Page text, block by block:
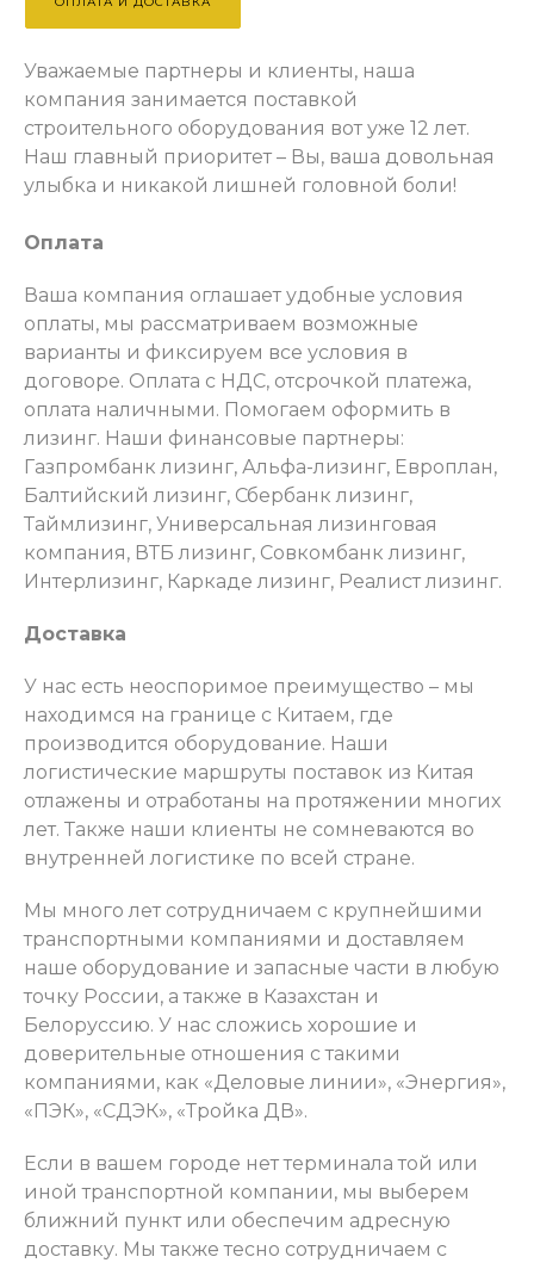
Уважаемые партнеры и клиенты, наша
компания занимается поставкой
строительного оборудования вот уже 12 лет.
Наш главный приоритет – Вы, ваша довольная
улыбка и никакой лишней головной боли!
Оплата
Ваша компания оглашает удобные условия
оплаты, мы рассматриваем возможные
варианты и фиксируем все условия в
договоре. Оплата с НДС, отсрочкой платежа,
оплата наличными. Помогаем оформить в
лизинг. Наши финансовые партнеры:
Газпромбанк лизинг, Альфа-лизинг, Европлан,
Балтийский лизинг, Сбербанк лизинг,
Таймлизинг, Универсальная лизинговая
компания, ВТБ лизинг, Совкомбанк лизинг,
Интерлизинг, Каркаде лизинг, Реалист лизинг.
Доставка
У нас есть неоспоримое преимущество – мы
находимся на границе с Китаем, где
производится оборудование. Наши
логистические маршруты поставок из Китая
отлажены и отработаны на протяжении многих
лет. Также наши клиенты не сомневаются во
внутренней логистике по всей стране.
Мы много лет сотрудничаем с крупнейшими
транспортными компаниями и доставляем
наше оборудование и запасные части в любую
точку России, а также в Казахстан и
Белоруссию. У нас сложись хорошие и
доверительные отношения с такими
компаниями, как «Деловые линии», «Энергия»,
«ПЭК», «СДЭК», «Тройка ДВ».
Если в вашем городе нет терминала той или
иной транспортной компании, мы выберем
ближний пункт или обеспечим адресную
доставку. Мы также тесно сотрудничаем с